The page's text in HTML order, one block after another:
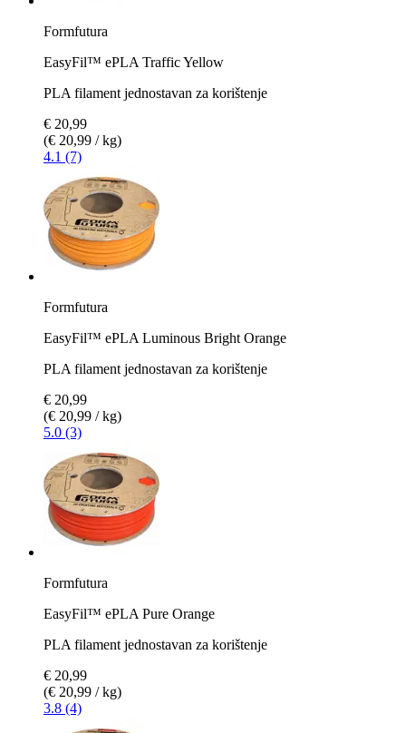
Formfutura
EasyFil™ ePLA Traffic Yellow
PLA filament jednostavan za korištenje
€ 20,99
(€ 20,99 / kg)
4.1 (7)
Formfutura
EasyFil™ ePLA Luminous Bright Orange
PLA filament jednostavan za korištenje
€ 20,99
(€ 20,99 / kg)
5.0 (3)
Formfutura
EasyFil™ ePLA Pure Orange
PLA filament jednostavan za korištenje
€ 20,99
(€ 20,99 / kg)
3.8 (4)